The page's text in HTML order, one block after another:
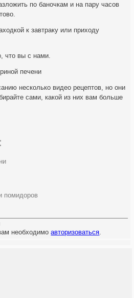
по баночкам и на пару часов
к завтраку или приходу
что вы с нами.
печени
несколько видео рецептов, но они
сами, какой из них вам больше
помидоров
необходимоавторизоваться.